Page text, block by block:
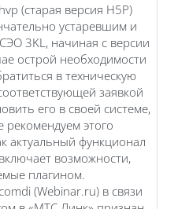
(старая версия H5P)
устаревшим и
3KL, начиная с версии
острой необходимости
в техническую
заявкой
его в своей системе,
рекомендуем этого
актуальный функционал
возможности,
плагином.
(Webinar.ru) в связи